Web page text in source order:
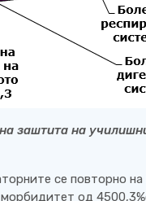
заштита на
се повторно на
морбидитет од